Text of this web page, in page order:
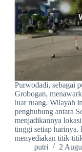
Purwodadi, sebagai
Grobogan,
luar ruang. Wilayah
penghubung antara
menjadikannya
tinggi setiap
menyediakan titik-
putri
2